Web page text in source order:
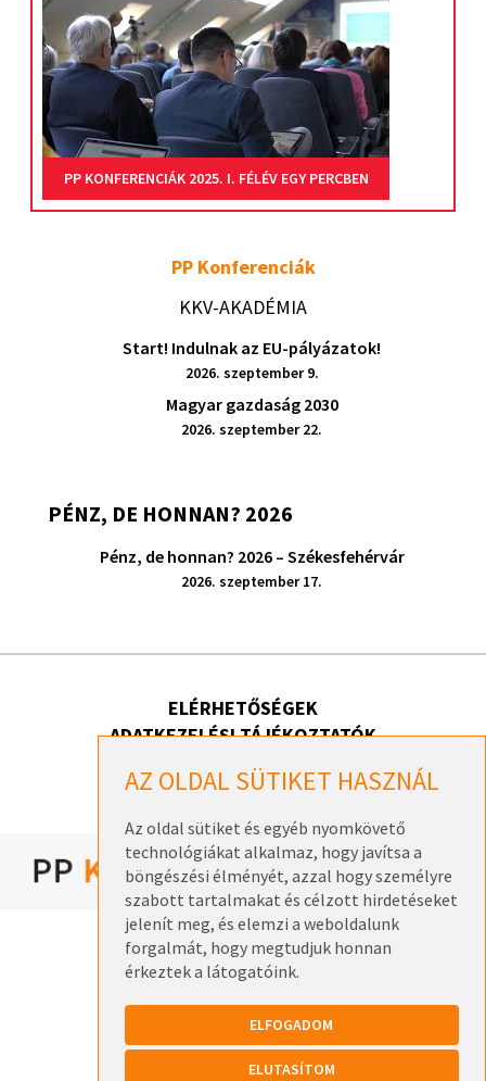
AZ OLDAL SÜTIKET HASZNÁL
Az oldal sütiket és egyéb nyomkövető
technológiákat alkalmaz, hogy javítsa a
böngészési élményét, azzal hogy személyre
szabott tartalmakat és célzott hirdetéseket
jelenít meg, és elemzi a weboldalunk
forgalmát, hogy megtudjuk honnan
érkeztek a látogatóink.
ELFOGADOM
ELUTASÍTOM
PP KONFERENCIÁK 2025. I. FÉLÉV EGY PERCBEN
PP Konferenciák
KKV-AKADÉMIA
Start! Indulnak az EU-pályázatok!
2026. szeptember 9.
Magyar gazdaság 2030
2026. szeptember 22.
PÉNZ, DE HONNAN? 2026
Pénz, de honnan? 2026 – Székesfehérvár
2026. szeptember 17.
ELÉRHETŐSÉGEK
ADATKEZELÉSI TÁJÉKOZTATÓK